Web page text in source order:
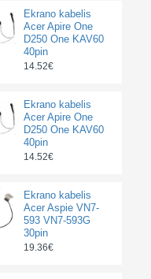
Ekrano kabelis
Acer Apire One
D250 One KAV60
40pin
14.52€
Ekrano kabelis
Acer Apire One
D250 One KAV60
40pin
14.52€
Ekrano kabelis
Acer Aspie VN7-
593 VN7-593G
30pin
19.36€